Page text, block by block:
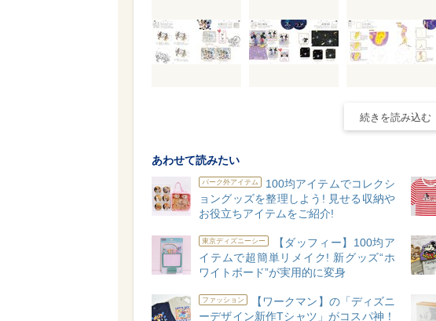
続きを読み込む
あわせて読みたい
パーク外アイテム
100均アイテムでコレクシ
ョングッズを整理しよう! 見せる収納や
お役立ちアイテムをご紹介!
東京ディズニーシー
【ダッフィー】100均ア
イテムで超簡単リメイク! 新グッズ“ホ
ワイトボード”が実用的に変身
ファッション
【ワークマン】の「ディズニ
ーデザイン新作Tシャツ」がコスパ神！